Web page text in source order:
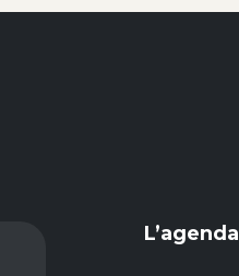
L’agenda